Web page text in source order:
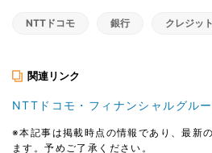
NTTドコモ 銀行 クレジッ
関連リンク
NTTドコモ・フィナンシャルグル
※本記事は掲載時点の情報であり、最新
ます。予めご了承ください。